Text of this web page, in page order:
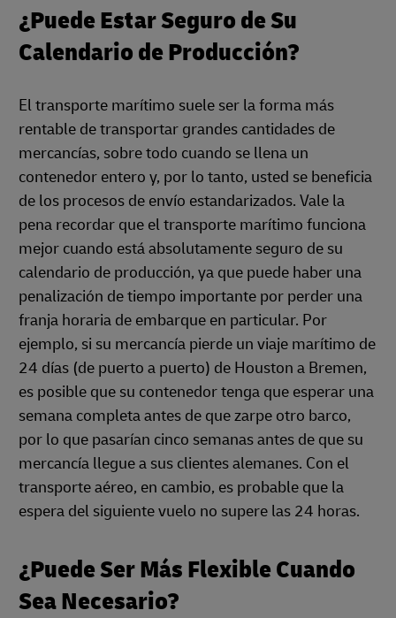
¿Puede Estar Seguro de Su
Calendario de Producción?
El transporte marítimo suele ser la forma más
rentable de transportar grandes cantidades de
mercancías, sobre todo cuando se llena un
contenedor entero y, por lo tanto, usted se beneficia
de los procesos de envío estandarizados. Vale la
pena recordar que el transporte marítimo funciona
mejor cuando está absolutamente seguro de su
calendario de producción, ya que puede haber una
penalización de tiempo importante por perder una
franja horaria de embarque en particular. Por
ejemplo, si su mercancía pierde un viaje marítimo de
24 días (de puerto a puerto) de Houston a Bremen,
es posible que su contenedor tenga que esperar una
semana completa antes de que zarpe otro barco,
por lo que pasarían cinco semanas antes de que su
mercancía llegue a sus clientes alemanes. Con el
transporte aéreo, en cambio, es probable que la
espera del siguiente vuelo no supere las 24 horas.
¿Puede Ser Más Flexible Cuando
Sea Necesario?